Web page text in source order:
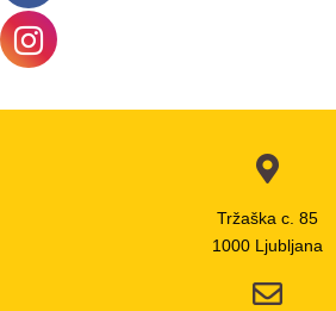
Tržaška c. 85
1000 Ljubljana